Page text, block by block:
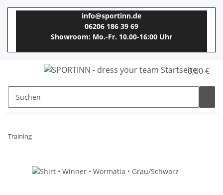
info@sportinn.de
06206 186 39 69
Showroom: Mo.-Fr. 10.00-16:00 Uhr
0,00 €
Training